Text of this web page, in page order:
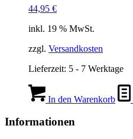
44,95 €
inkl. 19 % MwSt.
zzgl. Versandkosten
Lieferzeit: 5 - 7 Werktage
In den Warenkorb
Informationen